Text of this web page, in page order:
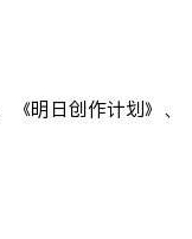
明日创作计划》、